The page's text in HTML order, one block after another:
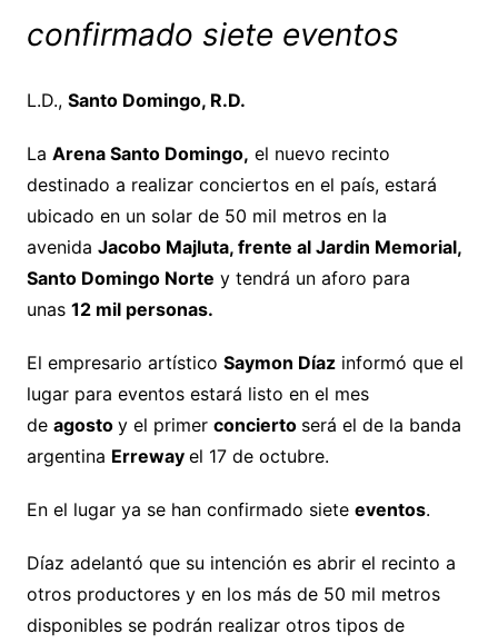
confirmado siete eventos
L.D., Santo Domingo, R.D.
La Arena Santo Domingo, el nuevo recinto
destinado a realizar conciertos en el país, estará
ubicado en un solar de 50 mil metros en la
avenida Jacobo Majluta, frente al Jardin Memorial,
Santo Domingo Norte y tendrá un aforo para
unas 12 mil personas.
El empresario artístico Saymon Díazinformó que el
lugar para eventos estará listo en el mes
de agosto y el primer concierto será el de la banda
argentina Erreway el 17 de octubre.
En el lugar ya se han confirmado siete eventos.
Díaz adelantó que su intención es abrir el recinto a
otros productores y en los más de 50 mil metros
disponibles se podrán realizar otros tipos de